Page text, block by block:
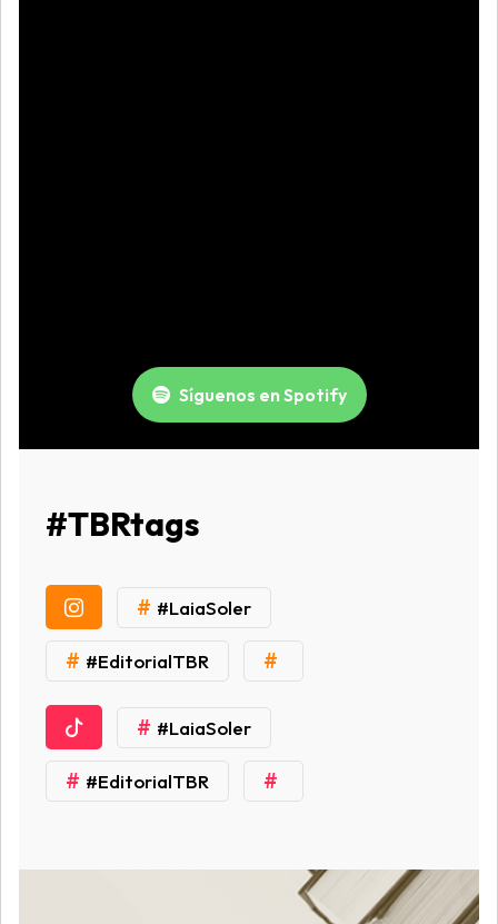
Síguenos en Spotify
#TBRtags
# #LaiaSoler
# #EditorialTBR #
# #LaiaSoler
# #EditorialTBR #